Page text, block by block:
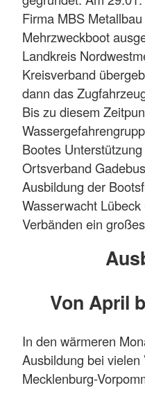
Firma MBS
Mehrzweckboot
Landkreis
Kreisverband
dann das
Bis zu diesem
Bootes
Ortsverband
Ausbildung der
Wasserwacht
Verbänden ein
Von April
In den wärmeren
Ausbildung bei
Mecklenburg-